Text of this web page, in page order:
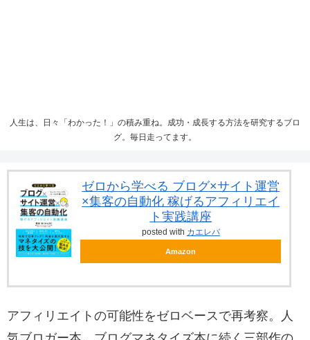
人生は、日々「わかった！」の積み重ね。成功・成長する方法を研究するブロ
グ。毎日走ってます。
ゼロから学べる ブログ×サイト運営
×集客の自動化 稼げるアフィリエイ
ト実践講座
posted with カエレバ
Amazon
アフィリエイトの可能性をゼロベースで再考察。人